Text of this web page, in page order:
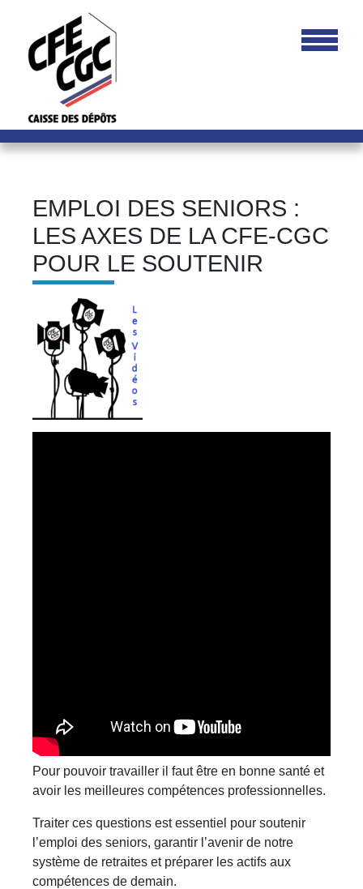
EMPLOI DES SENIORS :
LES AXES DE LA CFE-CGC
POUR LE SOUTENIR
Pour pouvoir travailler il faut être en bonne santé et
avoir les meilleures compétences professionnelles.
Traiter ces questions est essentiel pour soutenir
l’emploi des seniors, garantir l’avenir de notre
système de retraites et préparer les actifs aux
compétences de demain.